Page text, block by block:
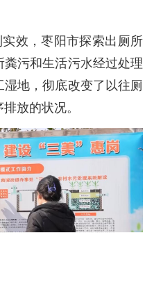
效，枣阳市探索出厕所
污和生活污水经过处理
地，彻底改变了以往厕
放的状况。